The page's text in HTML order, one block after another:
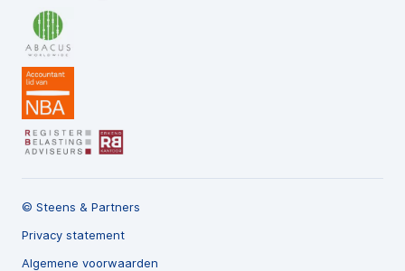
© Steens & Partners
Privacy statement
Algemene voorwaarden